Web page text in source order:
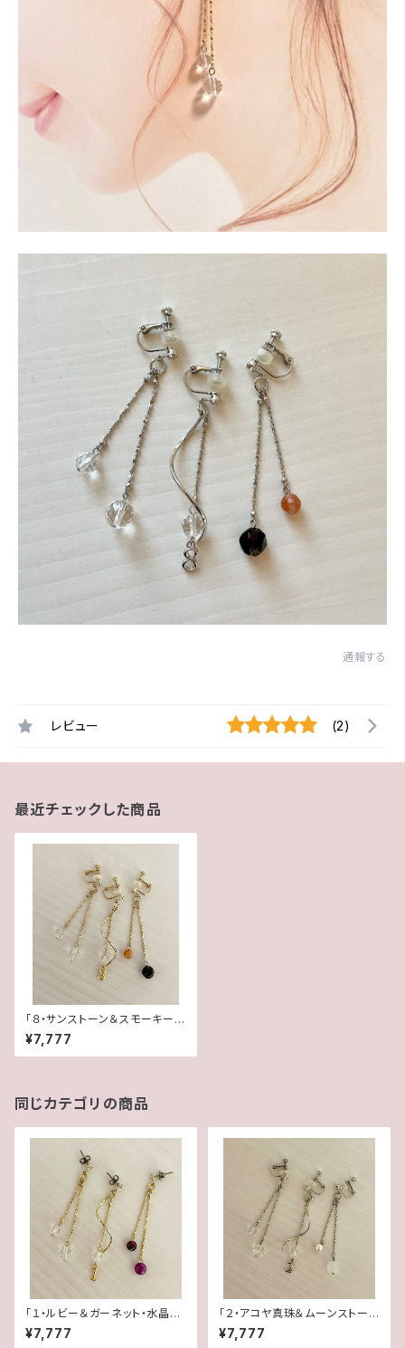
通報する
レビュー (2)
最近チェックした商品
「８・サンストーン＆スモーキーク
ォーツ・水晶」【3WAY 数字イヤ
リング＆ピアス】
¥7,777
同じカテゴリの商品
「１・ルビー＆ガーネット・水晶」
【3WAY 数字イヤリング＆ピア
ス】
¥7,777
「２・アコヤ真珠＆ムーンストー
ン・水晶」【3WAY 数字イヤリン
グ＆ピアス】
¥7,777